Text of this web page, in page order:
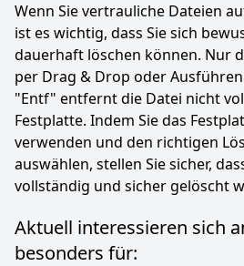
Wenn Sie vertrauliche Dateien
ist es wichtig, dass Sie sich
dauerhaft löschen können. Nur
per Drag & Drop oder
"Entf" entfernt die Datei nicht
Festplatte. Indem Sie das
verwenden und den richtigen
auswählen, stellen Sie sicher,
vollständig und sicher gelöscht
Aktuell interessieren sich
besonders für: